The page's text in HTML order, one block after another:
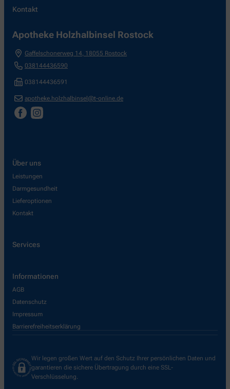
Kontakt
Apotheke Holzhalbinsel Rostock
Gaffelschonerweg 14, 18055 Rostock
038144436590
038144436591
apotheke.holzhalbinsel@t-online.de
Über uns
Leistungen
Darmgesundheit
Lieferoptionen
Kontakt
Services
Informationen
AGB
Datenschutz
Impressum
Barrierefreiheitserklärung
Wir legen großen Wert auf den Schutz Ihrer persönlichen Daten und
garantieren die sichere Übertragung durch eine SSL-
Verschlüsselung.